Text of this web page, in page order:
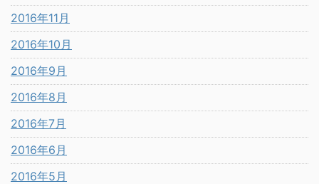
2016年11月
2016年10月
2016年9月
2016年8月
2016年7月
2016年6月
2016年5月